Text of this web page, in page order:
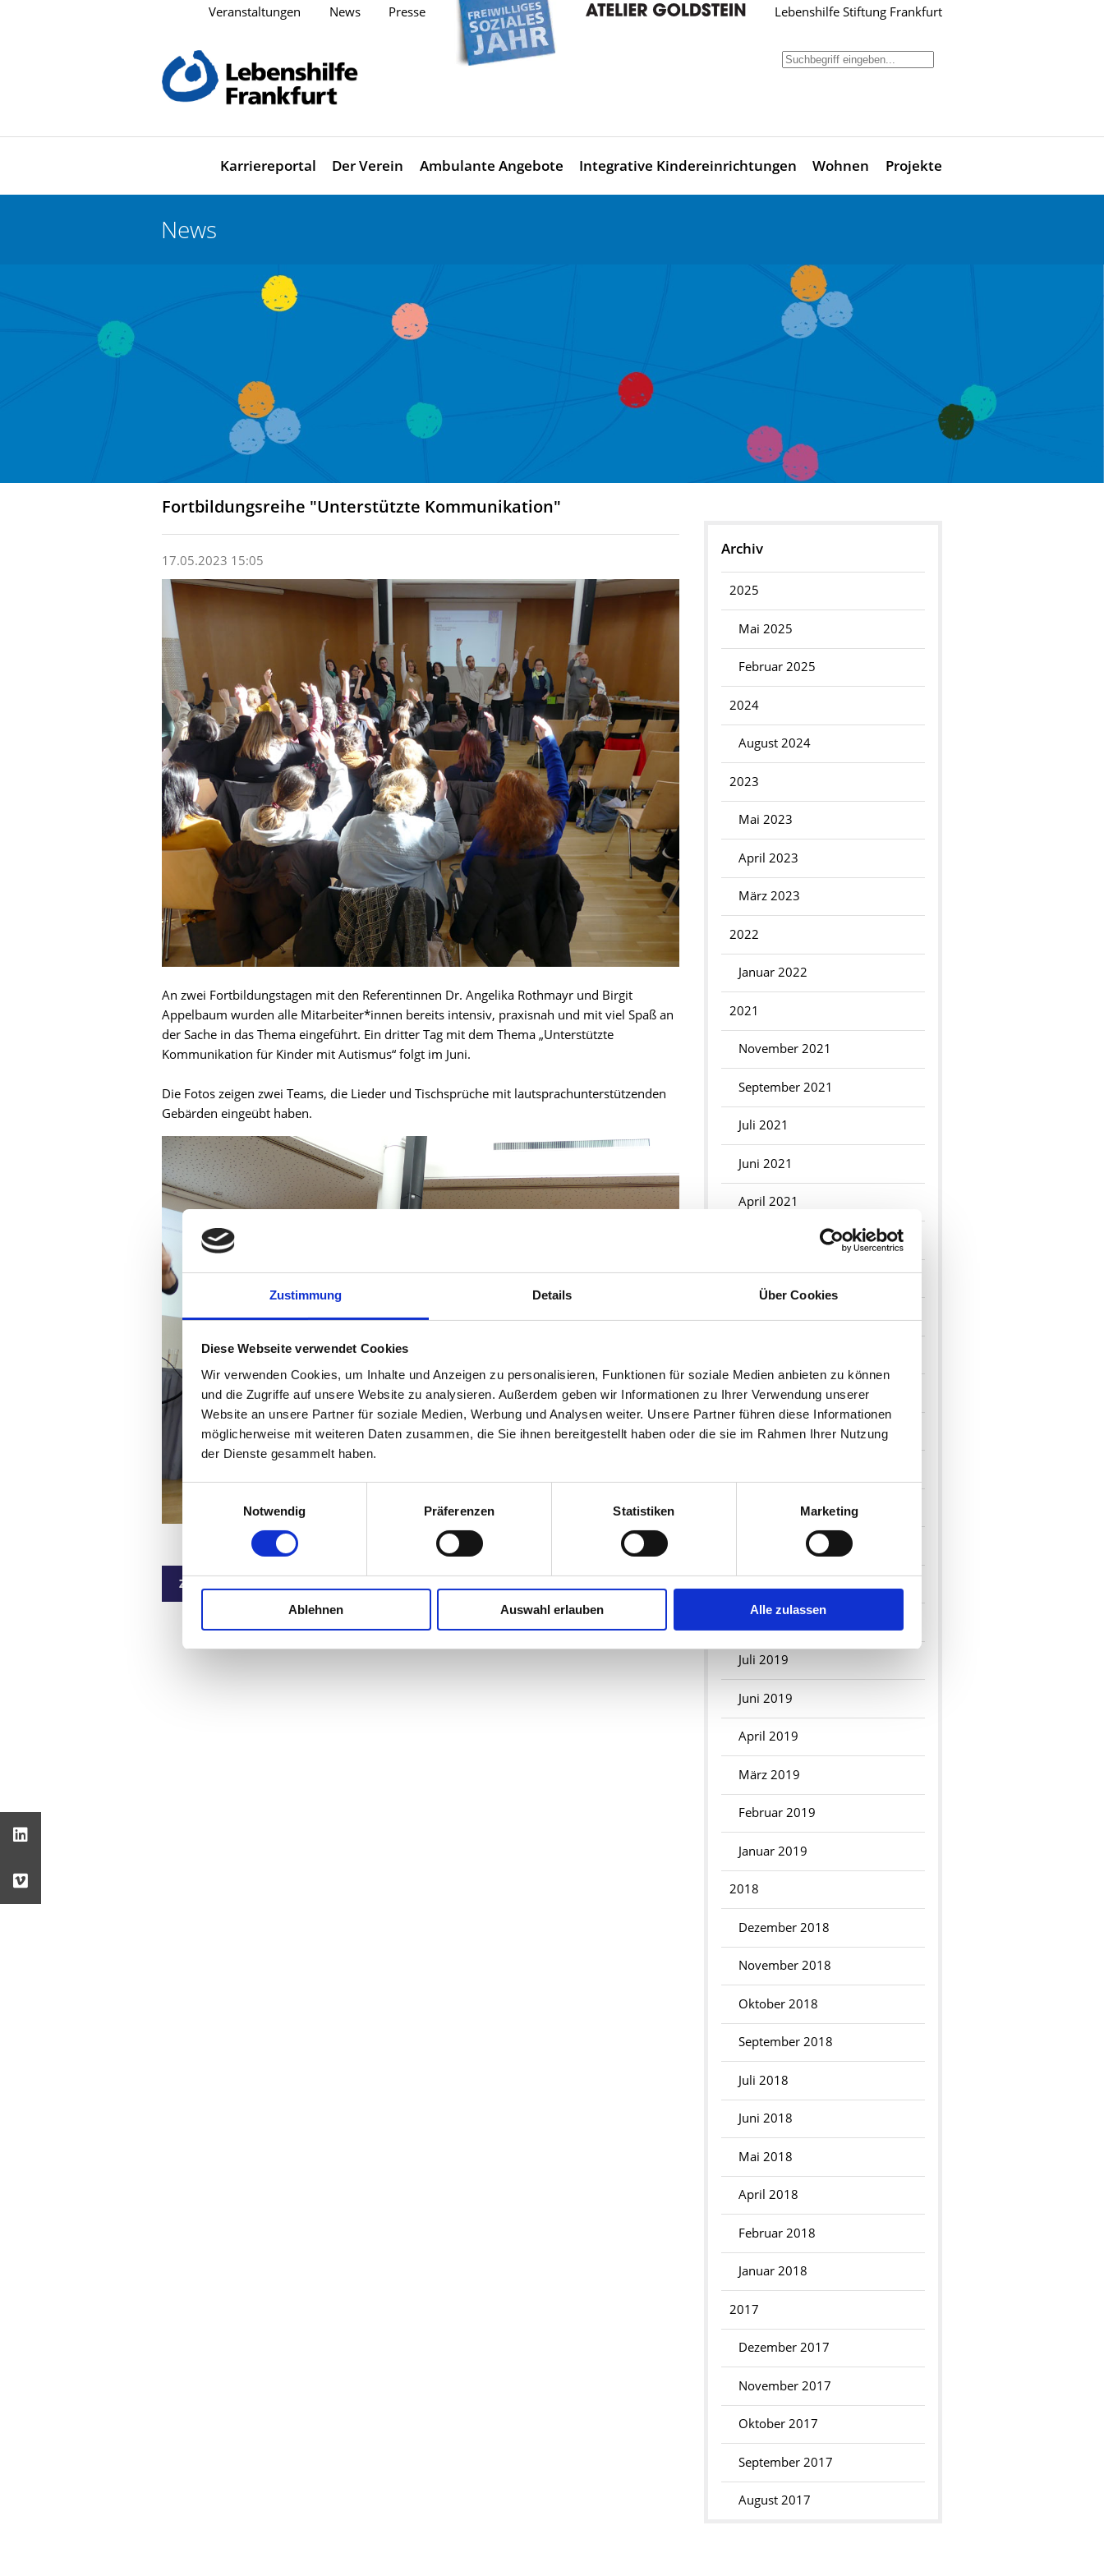
Zustimmung Details Über Cookies
Diese Webseite verwendet Cookies
Wir verwenden Cookies, um Inhalte und Anzeigen zu personalisieren, Funktionen für soziale Medien anbieten zu können
und die Zugriffe auf unsere Website zu analysieren. Außerdem geben wir Informationen zu Ihrer Verwendung unserer
Website an unsere Partner für soziale Medien, Werbung und Analysen weiter. Unsere Partner führen diese Informationen
möglicherweise mit weiteren Daten zusammen, die Sie ihnen bereitgestellt haben oder die sie im Rahmen Ihrer Nutzung
der Dienste gesammelt haben.
Notwendig
Präferenzen Statistiken Marketing
Ablehnen Auswahl erlauben Alle zulassen
Veranstaltungen News Presse Lebenshilfe Stiftung Frankfurt
Karriereportal Der Verein Ambulante Angebote Integrative Kindereinrichtungen Wohnen Projekte
News
Fortbildungsreihe "Unterstützte Kommunikation"
17.05.2023 15:05
An zwei Fortbildungstagen mit den Referentinnen Dr. Angelika Rothmayr und Birgit
Appelbaum wurden alle Mitarbeiter*innen bereits intensiv, praxisnah und mit viel Spaß an
der Sache in das Thema eingeführt. Ein dritter Tag mit dem Thema „Unterstützte
Kommunikation für Kinder mit Autismus“ folgt im Juni.
Die Fotos zeigen zwei Teams, die Lieder und Tischsprüche mit lautsprachunterstützenden
Gebärden eingeübt haben.
Zurück
Archiv
2025
Mai 2025
Februar 2025
2024
August 2024
2023
Mai 2023
April 2023
März 2023
2022
Januar 2022
2021
November 2021
September 2021
Juli 2021
Juni 2021
April 2021
2020
August 2020
April 2020
Februar 2020
Dezember 2019
November 2019
Juli 2019
Juni 2019
April 2019
März 2019
Februar 2019
Januar 2019
2018
Dezember 2018
November 2018
Oktober 2018
September 2018
Juli 2018
Juni 2018
Mai 2018
April 2018
Februar 2018
Januar 2018
2017
Dezember 2017
November 2017
Oktober 2017
September 2017
August 2017